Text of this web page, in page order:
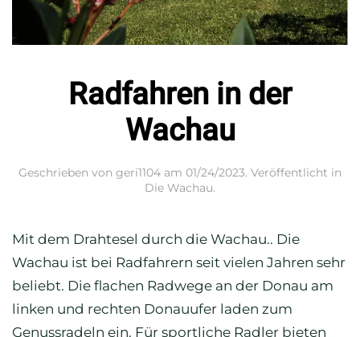
Radfahren in der
Wachau
Geschrieben von geri1104 am 01/24/2023. Veröffentlicht in
Die Wachau.
Mit dem Drahtesel durch die Wachau.. Die
Wachau ist bei Radfahrern seit vielen Jahren sehr
beliebt. Die flachen Radwege an der Donau am
linken und rechten Donauufer laden zum
Genussradeln ein. Für sportliche Radler bieten